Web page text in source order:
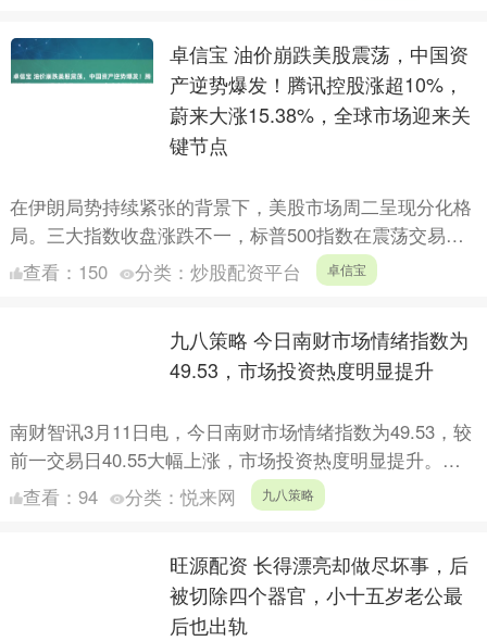
卓信宝 油价崩跌美股震荡，中国资
产逆势爆发！腾讯控股涨超10%，
蔚来大涨15.38%，全球市场迎来关
键节点
在伊朗局势持续紧张的背景下，美股市场周二呈现分化格
局。三大指数收盘涨跌不一，标普500指数在震荡交易中
小幅下跌，道指微跌0.07%，纳指则勉强收涨0.01%。
查看： 150 分类： 炒股配资平台 卓信宝
九八策略 今日南财市场情绪指数为
49.53，市场投资热度明显提升
南财智讯3月11日电，今日南财市场情绪指数为49.53，较
前一交易日40.55大幅上涨，市场投资热度明显提升。从
各个细分指标结果上看，ETF净买入额差值与两融交....
查看： 94 分类：悦来网 九八策略
旺源配资 长得漂亮却做尽坏事，后
被切除四个器官，小十五岁老公最
后也出轨